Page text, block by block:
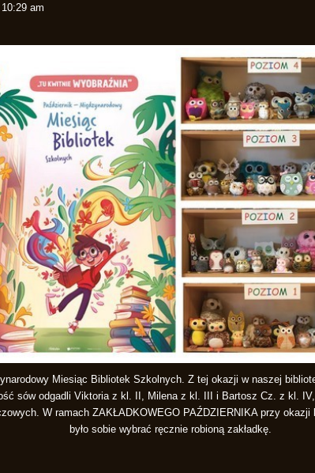
am
Miesiąc Bibliotek Szkolnych. Z tej okazji w naszej
sów odgadli Viktoria z kl. II, Milena z kl. III i Bartosz Cz. z kl.
W ramach ZAKŁADKOWEGO PAŹDZIERNIKA przy
było sobie wybrać ręcznie robioną zakładkę.